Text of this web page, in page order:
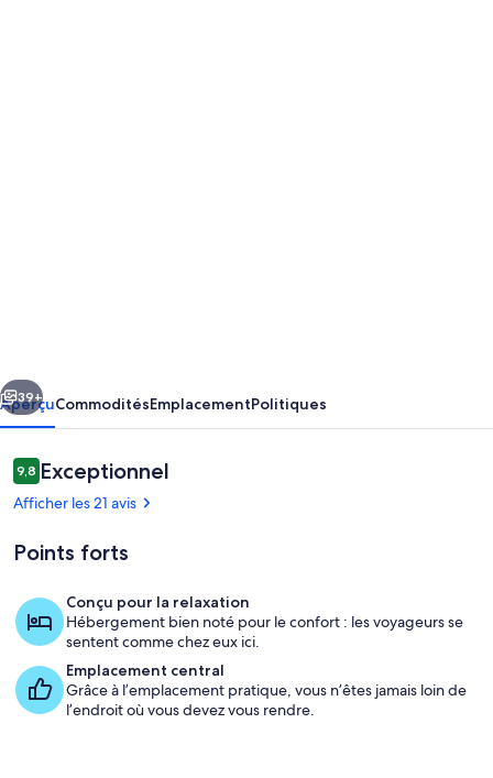
in
the
Hurunui.
(Spotswood/Cheviot)
Extérieur
Suivant
39+
AperçuCommoditésEmplacementPolitiques
Avis
9,89,8 sur 10 –
Exceptionnel
Afficher les 21 avis
Points forts
Conçu pour la relaxation
Hébergement bien noté pour le confort : les voyageurs se
sentent comme chez eux ici.
Emplacement central
Grâce à l’emplacement pratique, vous n’êtes jamais loin de
l’endroit où vous devez vous rendre.